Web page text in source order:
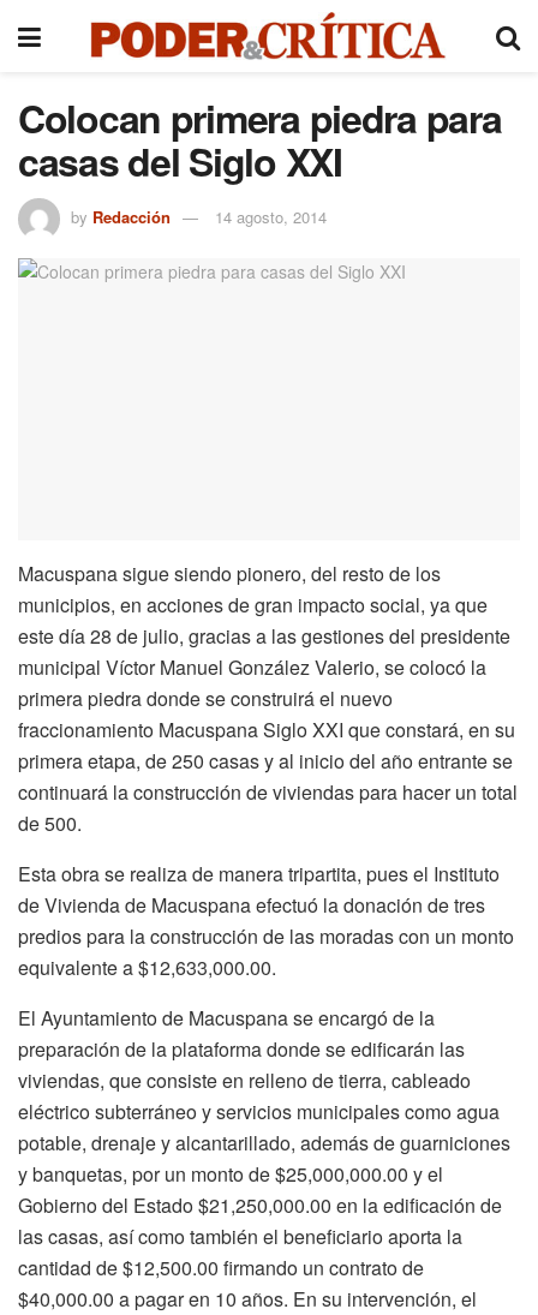
Colocan primera piedra para
casas del Siglo XXI
by Redacción 14 agosto, 2014
Macuspana sigue siendo pionero, del resto de los
municipios, en acciones de gran impacto social, ya que
este día 28 de julio, gracias a las gestiones del presidente
municipal Víctor Manuel González Valerio, se colocó la
primera piedra donde se construirá el nuevo
fraccionamiento Macuspana Siglo XXI que constará, en su
primera etapa, de 250 casas y al inicio del año entrante se
continuará la construcción de viviendas para hacer un total
de 500.
Esta obra se realiza de manera tripartita, pues el Instituto
de Vivienda de Macuspana efectuó la donación de tres
predios para la construcción de las moradas con un monto
equivalente a $12,633,000.00.
El Ayuntamiento de Macuspana se encargó de la
preparación de la plataforma donde se edificarán las
viviendas, que consiste en relleno de tierra, cableado
eléctrico subterráneo y servicios municipales como agua
potable, drenaje y alcantarillado, además de guarniciones
y banquetas, por un monto de $25,000,000.00 y el
Gobierno del Estado $21,250,000.00 en la edificación de
las casas, así como también el beneficiario aporta la
cantidad de $12,500.00 firmando un contrato de
$40,000.00 a pagar en 10 años. En su intervención, el